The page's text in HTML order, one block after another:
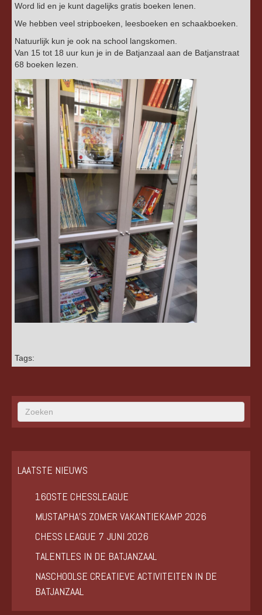
Word lid en je kunt dagelijks gratis boeken lenen.
We hebben veel stripboeken, leesboeken en schaakboeken.
Natuurlijk kun je ook na school langskomen.
Van 15 tot 18 uur kun je in de Batjanzaal aan de Batjanstraat
68 boeken lezen.
Tags:
LAATSTE NIEUWS
160STE CHESSLEAGUE
MUSTAPHA’S ZOMER VAKANTIEKAMP 2026
CHESS LEAGUE 7 JUNI 2026
TALENTLES IN DE BATJANZAAL
NASCHOOLSE CREATIEVE ACTIVITEITEN IN DE
BATJANZAAL